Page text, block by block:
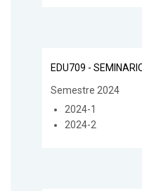
EDU709 -
Semestre 2024
2024-1
2024-2